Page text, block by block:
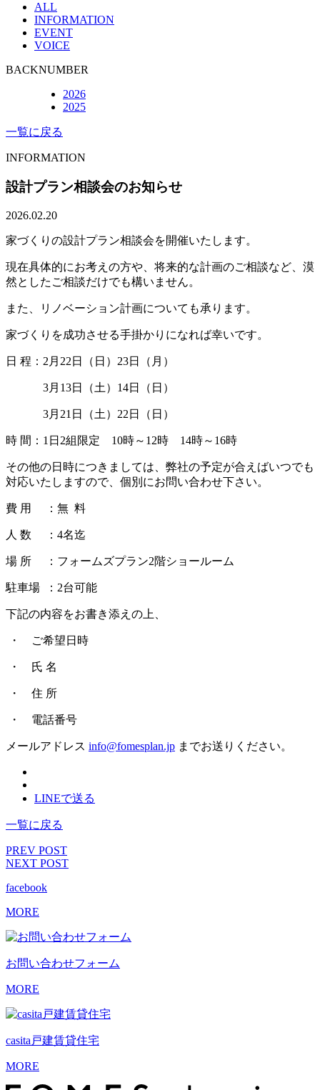
ALL
INFORMATION
EVENT
VOICE
BACKNUMBER
2026
2025
一覧に戻る
INFORMATION
設計プラン相談会のお知らせ
2026.02.20
家づくりの設計プラン相談会を開催いたします。
現在具体的にお考えの方や、将来的な計画のご相談など、漠
然としたご相談だけでも構いません。
また、リノベーション計画についても承ります。
家づくりを成功させる手掛かりになれば幸いです。
日 程：2月22日（日）23日（月）
3月13日（土）14日（日）
3月21日（土）22日（日）
時 間：1日2組限定 10時～12時 14時～16時
その他の日時につきましては、弊社の予定が合えばいつでも
対応いたしますので、個別にお問い合わせ下さい。
費 用 ：無 料
人 数 ：4名迄
場 所 ：フォームズプラン2階ショールーム
駐車場 ：2台可能
下記の内容をお書き添えの上、
・ ご希望日時
・ 氏 名
・ 住 所
・ 電話番号
メールアドレス info@fomesplan.jp までお送りください。
LINEで送る
一覧に戻る
PREV POST
NEXT POST
facebook
MORE
お問い合わせフォーム
MORE
casita戸建賃貸住宅
MORE